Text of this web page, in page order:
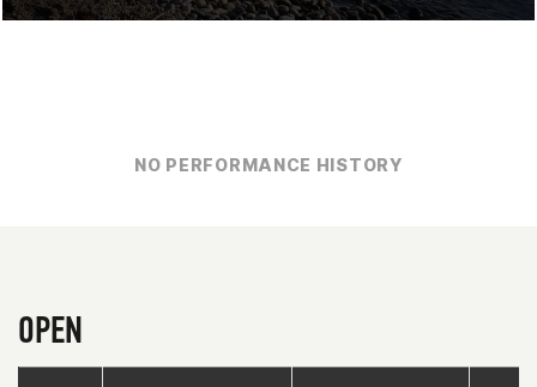
NO PERFORMANCE HISTORY
OPEN